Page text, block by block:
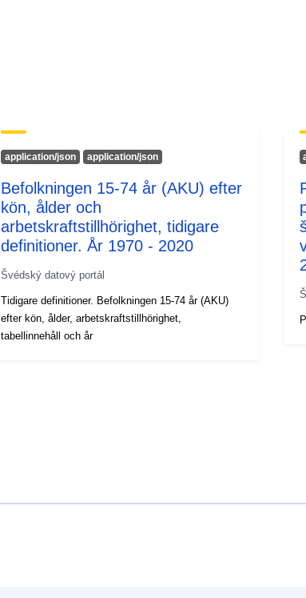
application/json application/json
Befolkningen 15-74 år (AKU) efter
kön, ålder och
arbetskraftstillhörighet, tidigare
definitioner. År 1970 - 2020
Švédský datový portál
Tidigare definitioner. Befolkningen 15-74 år (AKU)
efter kön, ålder, arbetskraftstillhörighet,
tabellinnehåll och år